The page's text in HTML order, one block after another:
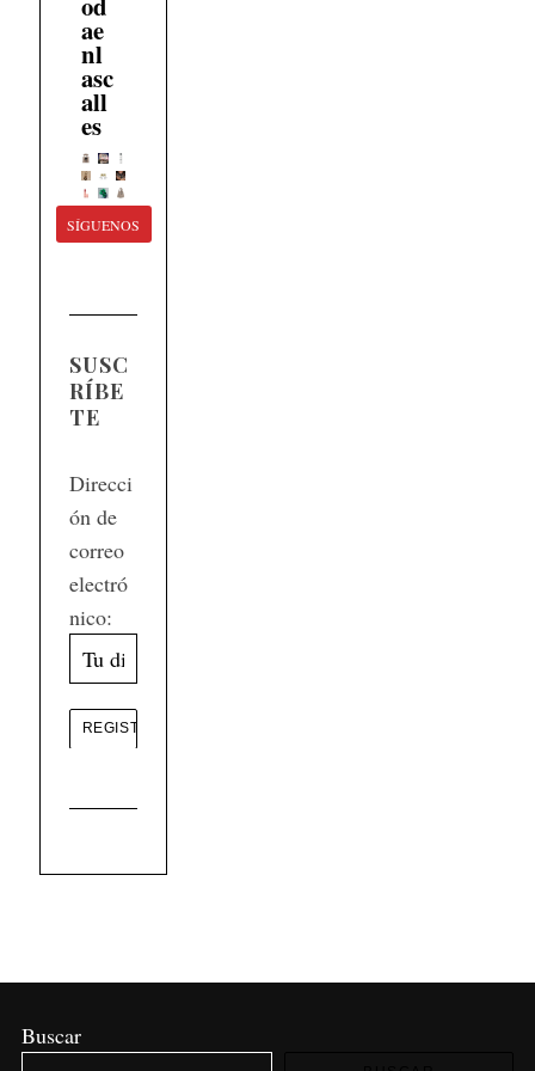
ae
nl
asc
all
es
SÍGUENOS
SUSC
RÍBE
TE
Direcci
ón de
correo
electró
nico:
Buscar